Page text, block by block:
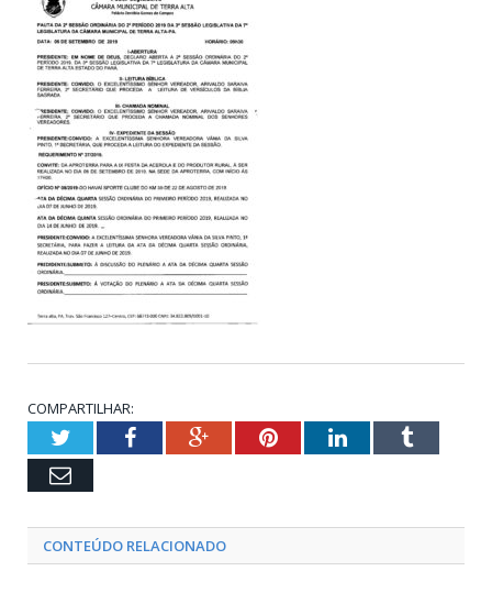
COMPARTILHAR:
TwitterFacebookGoogle+PinterestLinkedInTumblr
Email
CONTEÚDO RELACIONADO